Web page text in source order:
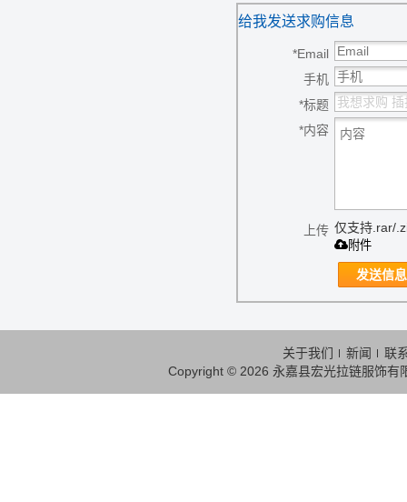
给我发送求购信息
*Email
手机
*标题
*内容
上传 仅支持.rar/
附件
发送信息
关于我们 新闻
联
Copyright © 2026 永嘉县宏光拉链服饰有